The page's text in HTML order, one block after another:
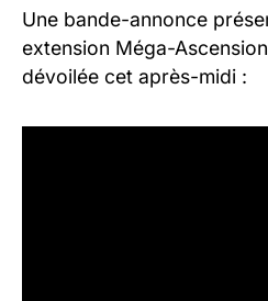
Une bande-annonce
extension Méga-
dévoilée cet après-midi :